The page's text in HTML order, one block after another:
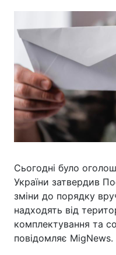
Сьогодні було
України затвердив
зміни до порядку
надходять від
комплектування та
повідомляє MigNews.